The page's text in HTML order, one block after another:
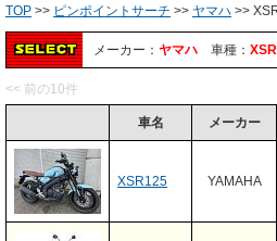
TOP >> ピンポイントサーチ >> ヤマハ >>
メーカー： ヤマハ 車種：
<< 前の10件
車名 メーカー
XSR125 YAMAHA